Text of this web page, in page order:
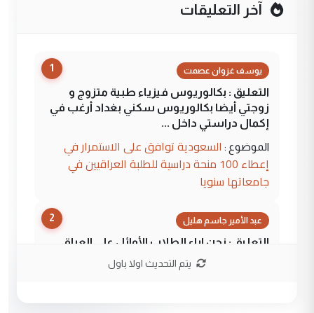
آخر التعليقات
1 يوسف غزوان عصمت
التعليق : بكالوريوس فيزياء طبية متزوج و
زوجتي أيضا بكالوريوس سكني بغداد أرغب في
إكمال دراستي داخل ...
الموضوع : السعودية توافق على الاستمرار في
إعطاء 100 منحة دراسية للطلبة العراقيين في
جامعاتها سنويا
2 عبد الأمير جاسم هليل
التعليق : نحن اباء الطلاب الأوائل على العراق
نتشرف بلقاء السيد احمد الصافي في العتبات
يتم التحديث اولا باول